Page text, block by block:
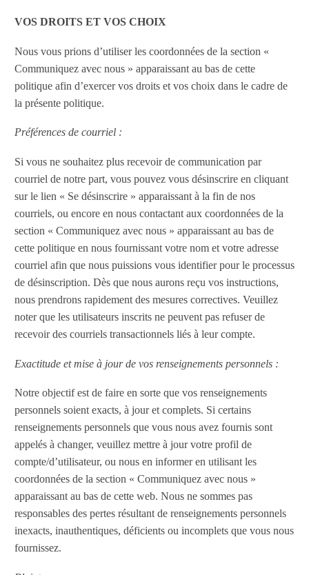
VOS DROITS ET VOS CHOIX
Nous vous prions d’utiliser les coordonnées de la section «
Communiquez avec nous » apparaissant au bas de cette
politique afin d’exercer vos droits et vos choix dans le cadre de
la présente politique.
Préférences de courriel :
Si vous ne souhaitez plus recevoir de communication par
courriel de notre part, vous pouvez vous désinscrire en cliquant
sur le lien « Se désinscrire » apparaissant à la fin de nos
courriels, ou encore en nous contactant aux coordonnées de la
section « Communiquez avec nous » apparaissant au bas de
cette politique en nous fournissant votre nom et votre adresse
courriel afin que nous puissions vous identifier pour le processus
de désinscription. Dès que nous aurons reçu vos instructions,
nous prendrons rapidement des mesures correctives. Veuillez
noter que les utilisateurs inscrits ne peuvent pas refuser de
recevoir des courriels transactionnels liés à leur compte.
Exactitude et mise à jour de vos renseignements personnels :
Notre objectif est de faire en sorte que vos renseignements
personnels soient exacts, à jour et complets. Si certains
renseignements personnels que vous nous avez fournis sont
appelés à changer, veuillez mettre à jour votre profil de
compte/d’utilisateur, ou nous en informer en utilisant les
coordonnées de la section « Communiquez avec nous »
apparaissant au bas de cette web. Nous ne sommes pas
responsables des pertes résultant de renseignements personnels
inexacts, inauthentiques, déficients ou incomplets que vous nous
fournissez.